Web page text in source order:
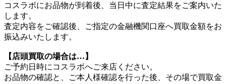
コスラボにお品物が到着後、当日中に査定結果をご案内いた
します。
査定内容をご確認後、ご指定の金融機関口座へ買取金額をお
振込みいたします。
【店頭買取の場合は…】
ご予約日時にコスラボへご来店ください。
お品物の確認と、ご本人様確認を行った後、その場で買取金